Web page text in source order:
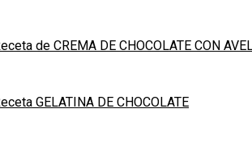
de CREMA DE CHOCOLATE CON
GELATINA DE CHOCOLATE